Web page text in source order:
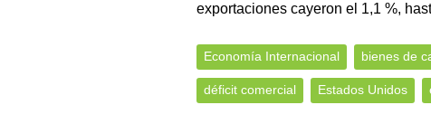
exportaciones cayeron el 1,1 %,
Economía Internacional bienes de
déficit comercial Estados Unidos